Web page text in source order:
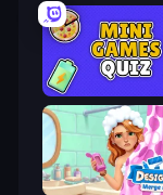
Mini Games Quiz